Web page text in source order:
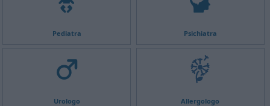
Pediatra Psichiatra
Urologo Allergologo